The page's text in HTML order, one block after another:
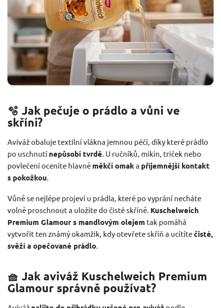
🫧 Jak pečuje o prádlo a vůni ve
skříni?
Aviváž obaluje textilní vlákna jemnou péčí, díky které prádlo
po uschnutí nepůsobí tvrdě . U ručníků, mikin, triček nebo
povlečení oceníte hlavně měkčí omaka příjemnější kontakt
s pokožkou
Vůně se nejlépe projeví u prádla, které po vyprání necháte
volně proschnout a uložíte do čisté skříně. Kuschelweich
Premium Glamour s mandlovým olejem tak pomáhá
vytvořit ten známý okamžik, kdy otevřete skříň a ucítítečisté,
svěží a opečované prádlo
🧺 Jak aviváž Kuschelweich Premium
Glamour správně používat?